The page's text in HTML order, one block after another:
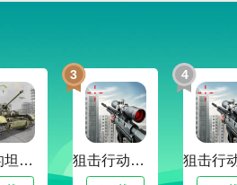
景音乐，营造出沉浸式的动作
畅淋漓；
，玩家可自由更换机器人颜
，增强战斗力。
戏内容
个冰雪世界的发展，玩家将化
人英雄；
真正的坦克大战
3
狙击行动代号猎鹰最新版
4